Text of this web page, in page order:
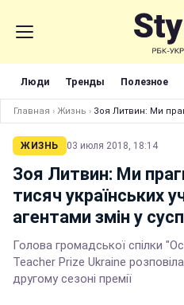
Люди Тренды Полезное
Главная › Жизнь › Зоя Литвин: Ми
ЖИЗНЬ 03 июля 2018, 18:14
Зоя Литвин: Ми
тисяч українських
агентами змін у
Голова громадської спілки
Teacher Prize Ukraine
другому сезоні премії